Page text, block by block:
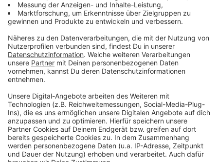
Diesist der Rheinpegelstand der Stadt Bonn
Dasist der Link zum Pegel der Sieg
Anzeige
Anzeige